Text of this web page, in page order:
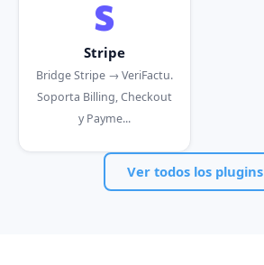
Stripe
Bridge Stripe → VeriFactu.
Soporta Billing, Checkout
y Payme...
Ver todos los plugins